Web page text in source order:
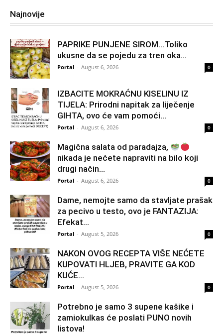
Najnovije
PAPRIKE PUNJENE SIROM…Toliko
ukusne da se pojedu za tren oka…
Portal - August 6, 2026 0
IZBACITE MOKRAĆNU KISELINU IZ
TIJELA: Prirodni napitak za liječenje
GIHTA, ovo će vam pomoći...
Portal - August 6, 2026 0
Magična salata od paradajza,
nikada je nećete napraviti na bilo koji
drugi način…
Portal - August 6, 2026 0
Dame, nemojte samo da stavljate prašak
za pecivo u testo, ovo je FANTAZIJA:
Efekat...
Portal - August 5, 2026 0
NAKON OVOG RECEPTA VIŠE NEĆETE
KUPOVATI HLJEB, PRAVITE GA KOD
KUĆE…
Portal - August 5, 2026 0
Potrebno je samo 3 supene kašike i
zamiokulkas će poslati PUNO novih
listova!